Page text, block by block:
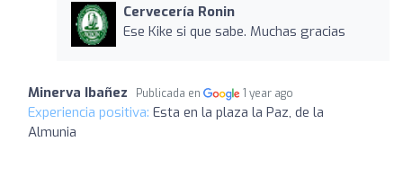
Cervecería Ronin
Ese Kike si que sabe. Muchas gracias
Minerva Ibañez Publicada en 1 year ago
Experiencia positiva: Esta en la plaza la Paz, de la
Almunia